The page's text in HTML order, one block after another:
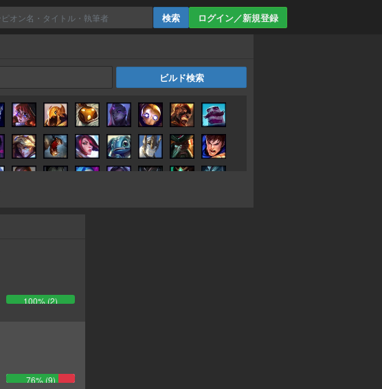
ログイン／新規登録
100% (2)
76% (9)